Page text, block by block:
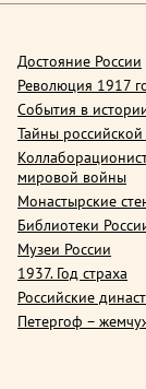
Достояние России
Революция 1917
События в
Тайны
мировой войны
Монастырские
Библиотеки
Музеи России
1937. Год страха
Российские
Петергоф –